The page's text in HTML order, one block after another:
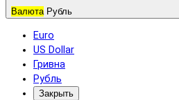
Валюта Рубль
Euro
US Dollar
Гривна
Рубль
Закрыть